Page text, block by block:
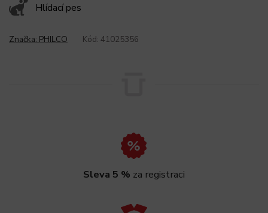
Hlídací pes
Značka: PHILCO Kód: 41025356
Sleva 5 % za registraci